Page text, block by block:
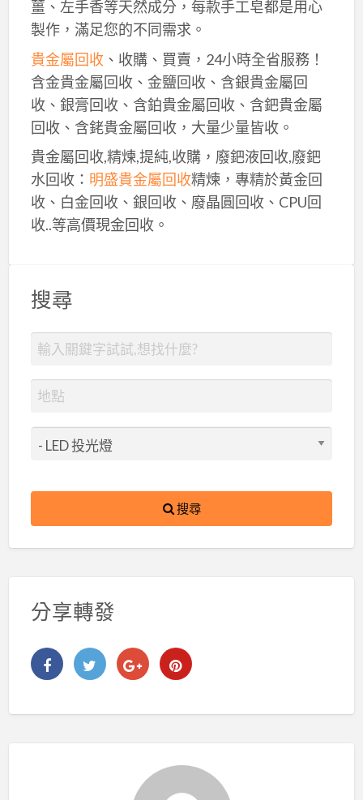
薑、左手香等天然成分，每款手工皂都是用心
製作，滿足您的不同需求。
貴金屬回收、收購、買賣，24小時全省服務！
含金貴金屬回收、金鹽回收、含銀貴金屬回
收、銀膏回收、含鉑貴金屬回收、含鈀貴金屬
回收、含銠貴金屬回收，大量少量皆收。
貴金屬回收,精煉,提純,收購，廢鈀液回收,廢鈀
水回收： 明盛貴金屬回收精煉，專精於黃金回
收、白金回收、銀回收、廢晶圓回收、CPU回
收..等高價現金回收。
搜尋
搜尋
分享轉發